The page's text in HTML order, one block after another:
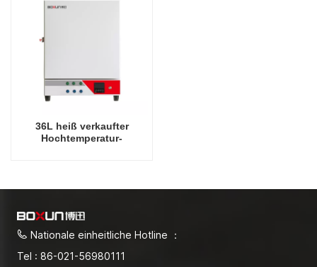
36L heiß verkaufter
Hochtemperatur-
Nationale einheitliche Hotline ：
Tel : 86-021-56980111